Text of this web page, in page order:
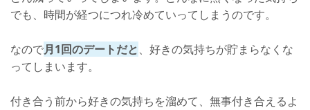
でも、時間が経つにつれ冷めていってしまうのです。
なので月1回のデートだと、好きの気持ちが貯まらなくな
ってしまいます。
付き合う前から好きの気持ちを溜めて、無事付き合えるよ